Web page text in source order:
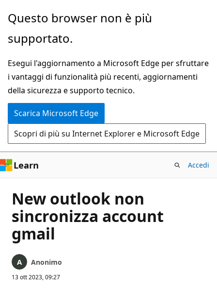
Ignora
passa
contenuto
principale
Questo browser non è più
supportato.
Esegui l'aggiornamento a Microsoft Edge per sfruttare
i vantaggi di funzionalità più recenti, aggiornamenti
della sicurezza e supporto tecnico.
Scarica Microsoft Edge
Scopri di più su Internet Explorer e Microsoft Edge
Learn Accedi
New outlook non
sincronizza account
gmail
Anonimo
13 ott 2023, 09:27